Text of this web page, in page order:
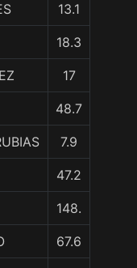
13.1
18.3
17
48.7
7.9
47.2
148.
67.6